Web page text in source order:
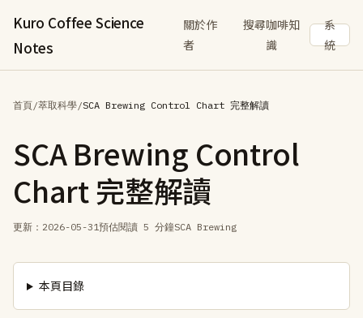
Kuro Coffee Science
Notes
關於作
者
搜尋咖啡知
識
系
統
首頁/萃取科學/SCA Brewing Control Chart 完整解讀
SCA Brewing Control
Chart 完整解讀
更新： 2026-05-31預估閱讀 5 分鐘SCA Brewing
本頁目錄